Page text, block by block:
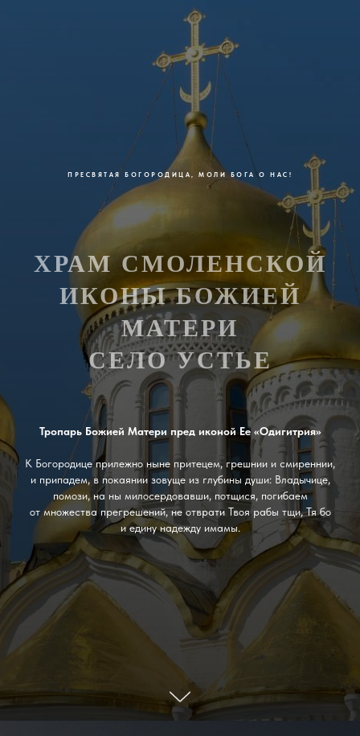
ПРЕСВЯТАЯ БОГОРОДИЦА, МОЛИ БОГА О НАС!
ХРАМ СМОЛЕНСКОЙ
ИКОНЫ БОЖИЕЙ
МАТЕРИ
СЕЛО УСТЬЕ
Тропарь Божией Матери пред иконой Ее «Одигитрия»
К Богородице прилежно ныне притецем, грешнии и смиреннии,
и припадем, в покаянии зовуще из глубины души: Владычице,
помози, на ны милосердовавши, потщися, погибаем
от множества прегрешений, не отврати Твоя рабы тщи, Тя бо
и едину надежду имамы.